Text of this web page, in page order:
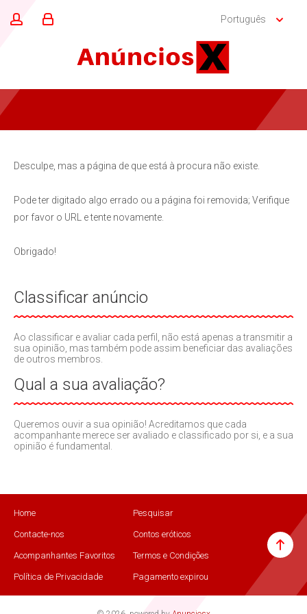
Português
Desculpe, mas a página de que está à procura não existe.
Pode ter digitado algo errado ou a página foi removida; Verifique
por favor o URL e tente novamente.
Obrigado!
Classificar anúncio
Ao classificar e avaliar cada perfil, não está apenas a transmitir a
sua opinião, mas também pode assim beneficiar das avaliações
de outros membros.
Qual a sua avaliação?
Queremos ouvir a sua opinião! Acreditamos que cada
acompanhante merece ser avaliado e classificado por si, e a sua
opinião é fundamental.
Home Pesquisar
Contacte-nos Contos eróticos
Acompanhantes Favoritos Termos e Condições
Política de Privacidade Pagamento expirou